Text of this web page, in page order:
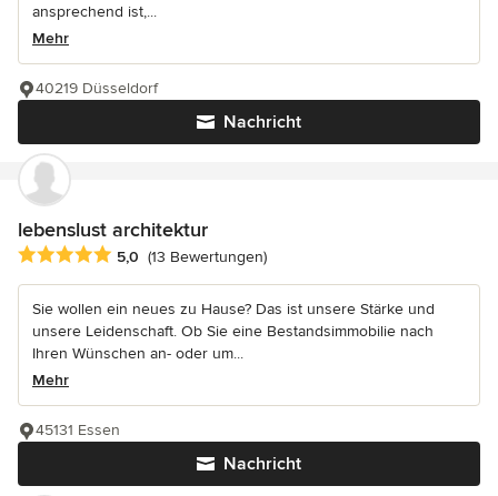
ansprechend ist,...
Mehr
Nachricht
40219 Düsseldorf
lebenslust architektur
Durchschnittliche Bewertung: 5 von 5 Sternen
5,0 (13 Bewertungen)
Sie wollen ein neues zu Hause? Das ist unsere Stärke und
unsere Leidenschaft. Ob Sie eine Bestandsimmobilie nach
Ihren Wünschen an- oder um...
Mehr
Nachricht
45131 Essen